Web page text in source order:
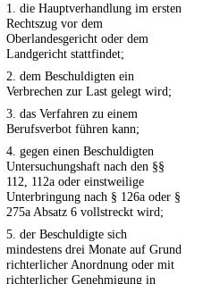
1. die Hauptverhandlung im ersten
Rechtszug vor dem
Oberlandesgericht oder dem
Landgericht stattfindet;
2. dem Beschuldigten ein
Verbrechen zur Last gelegt wird;
3. das Verfahren zu einem
Berufsverbot führen kann;
4. gegen einen Beschuldigten
Untersuchungshaft nach den §§
112, 112a oder einstweilige
Unterbringung nach § 126a oder §
275a Absatz 6 vollstreckt wird;
5. der Beschuldigte sich
mindestens drei Monate auf Grund
richterlicher Anordnung oder mit
richterlicher Genehmigung in